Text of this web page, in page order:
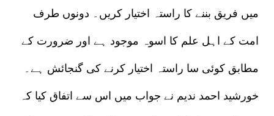
میں فریق بننے کا راستہ اختیار کریں۔ دونوں طرف
امت کے اہل علم کا اسوہ موجود ہے اور ضرورت کے
مطابق کوئی سا راستہ اختیار کرنے کی گنجائش ہے۔
خورشید احمد ندیم نے جواب میں اس سے اتفاق کیا کہ